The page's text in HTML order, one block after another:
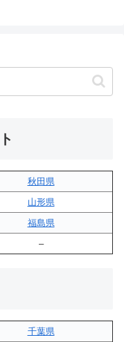
秋田県
山形県
福島県
–
千葉県